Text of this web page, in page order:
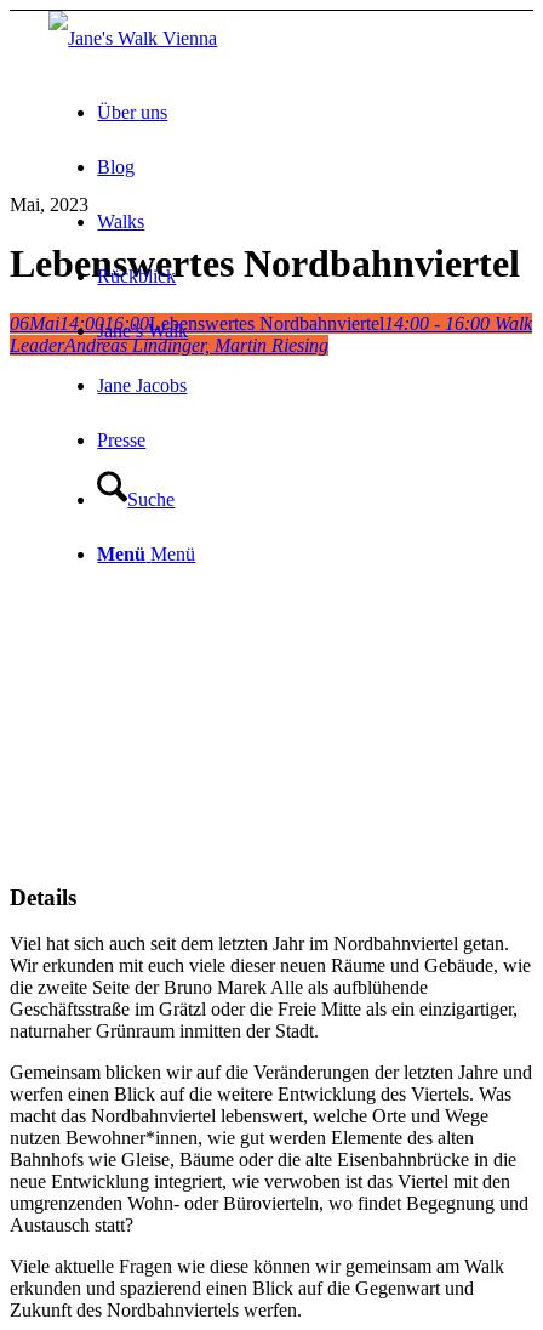
Über uns
Blog
Walks
Rückblick
Jane’s Walk
Jane Jacobs
Presse
Suche
Menü Menü
Mai, 2023
Lebenswertes Nordbahnviertel
06Mai14:0016:00Lebenswertes Nordbahnviertel14:00 - 16:00 Walk
LeaderAndreas Lindinger, Martin Riesing
Details
Viel hat sich auch seit dem letzten Jahr im Nordbahnviertel getan.
Wir erkunden mit euch viele dieser neuen Räume und Gebäude, wie
die zweite Seite der Bruno Marek Alle als aufblühende
Geschäftsstraße im Grätzl oder die Freie Mitte als ein einzigartiger,
naturnaher Grünraum inmitten der Stadt.
Gemeinsam blicken wir auf die Veränderungen der letzten Jahre und
werfen einen Blick auf die weitere Entwicklung des Viertels. Was
macht das Nordbahnviertel lebenswert, welche Orte und Wege
nutzen Bewohner*innen, wie gut werden Elemente des alten
Bahnhofs wie Gleise, Bäume oder die alte Eisenbahnbrücke in die
neue Entwicklung integriert, wie verwoben ist das Viertel mit den
umgrenzenden Wohn- oder Bürovierteln, wo findet Begegnung und
Austausch statt?
Viele aktuelle Fragen wie diese können wir gemeinsam am Walk
erkunden und spazierend einen Blick auf die Gegenwart und
Zukunft des Nordbahnviertels werfen.